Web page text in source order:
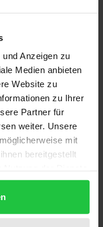
Anzeigen zu
Medien anbieten
Website zu
zu Ihrer
Partner für
weiter. Unsere
mit
bereitgestellt
ist die
sich die
ist sie
dieses Bruchs
der
definiert sich
sondern
Rezeption
der